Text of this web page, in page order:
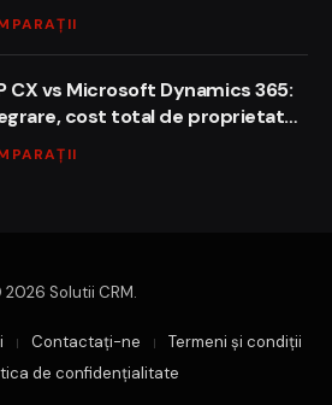
CX vs Microsoft Dynamics 365:
cost total de proprietate
2026 Solutii CRM.
Contactaţi-ne
Termeni și condiții
de confidențialitate